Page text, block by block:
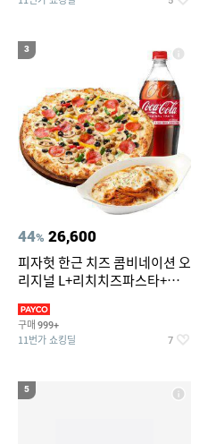
3
44% 26,600
피자헛 한근 치즈 콤비네이션 오
리지널 L+리치치즈파스타+콜
구매 999+
11번가 쇼킹딜 7
5